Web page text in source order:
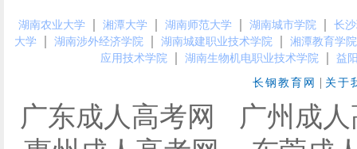
湖南农业大学 湘潭大学 湖南师范大学 湖南城市学院
长
大学
湖南涉外经济学院 湖南城建职业技术学院
湘潭教育学院
应用技术学院
湖南生物机电职业技术学院 益
长钢教育网 | 关于
广东成人高考网
广州成